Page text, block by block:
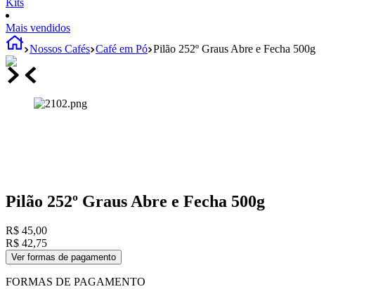
Mais vendidos
Nossos Cafés Café em Pó Pilão 252º Graus Abre e Fecha 500g
Pilão 252º Graus Abre e Fecha 500g
R$ 45,00
R$ 42,75
Ver formas de pagamento
FORMAS DE PAGAMENTO